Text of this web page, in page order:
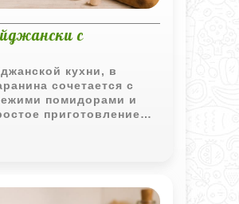
с
кухни, в
сочетается с
помидорами и
приготовление
вкус мяса.